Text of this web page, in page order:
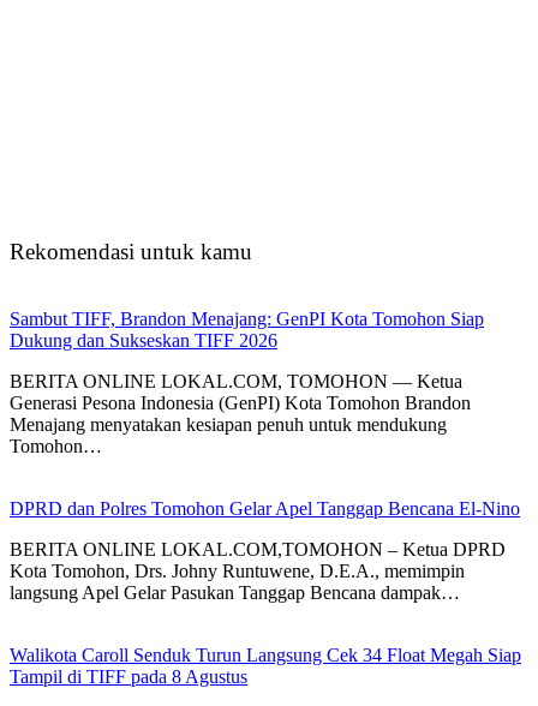
Rekomendasi untuk kamu
Sambut TIFF, Brandon Menajang: ​GenPI Kota Tomohon Siap
Dukung dan Sukseskan TIFF 2026
BERITA ONLINE LOKAL.COM, TOMOHON — Ketua
Generasi Pesona Indonesia (GenPI) Kota Tomohon Brandon
Menajang menyatakan kesiapan penuh untuk mendukung
Tomohon…
DPRD dan Polres Tomohon Gelar Apel Tanggap Bencana El-Nino
BERITA ONLINE LOKAL.COM,TOMOHON – Ketua DPRD
Kota Tomohon, Drs. Johny Runtuwene, D.E.A., memimpin
langsung Apel Gelar Pasukan Tanggap Bencana dampak…
Walikota Caroll Senduk Turun Langsung Cek 34 Float Megah Siap
Tampil di TIFF pada 8 Agustus